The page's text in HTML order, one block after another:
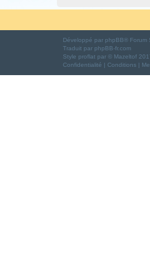
Développé par phpBB® Forum
Traduit par phpBB-fr.com
Style proflat par © Mazeltof
Confidentialité | Conditions |